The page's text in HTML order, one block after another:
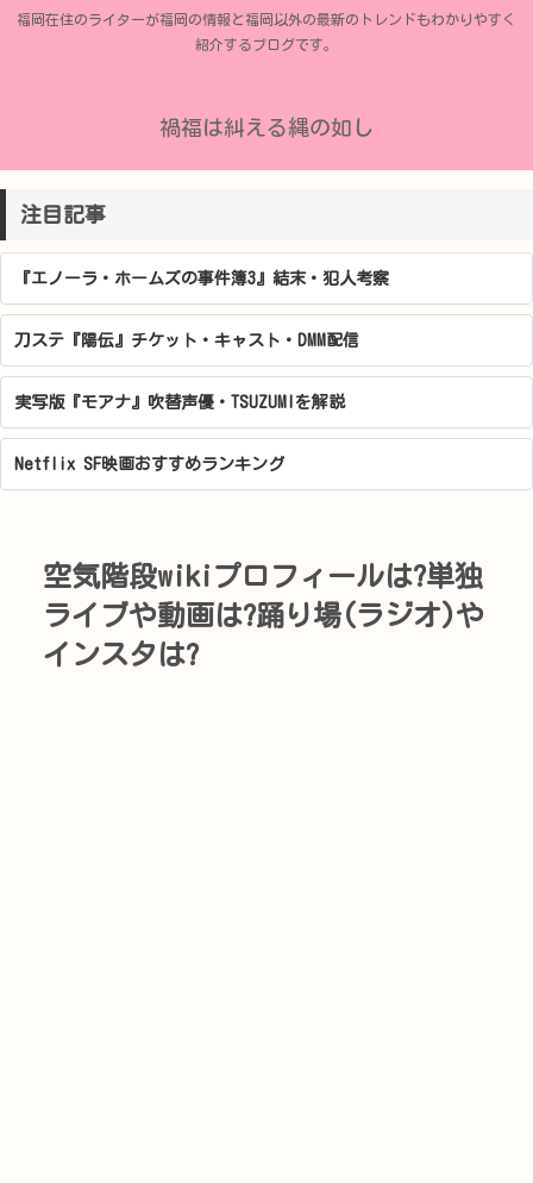
福岡在住のライターが福岡の情報と福岡以外の最新のトレンドもわかりやすく
紹介するブログです。
禍福は糾える縄の如し
注目記事
『エノーラ・ホームズの事件簿3』結末・犯人考察
刀ステ『陽伝』チケット・キャスト・DMM配信
実写版『モアナ』吹替声優・TSUZUMIを解説
Netflix SF映画おすすめランキング
空気階段wikiプロフィールは?単独
ライブや動画は?踊り場(ラジオ)や
インスタは?